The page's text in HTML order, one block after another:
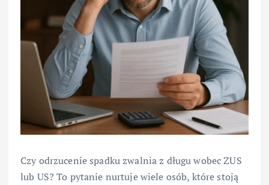
Czy odrzucenie spadku zwalnia z długu wobec ZUS
lub US? To pytanie nurtuje wiele osób, które stoją